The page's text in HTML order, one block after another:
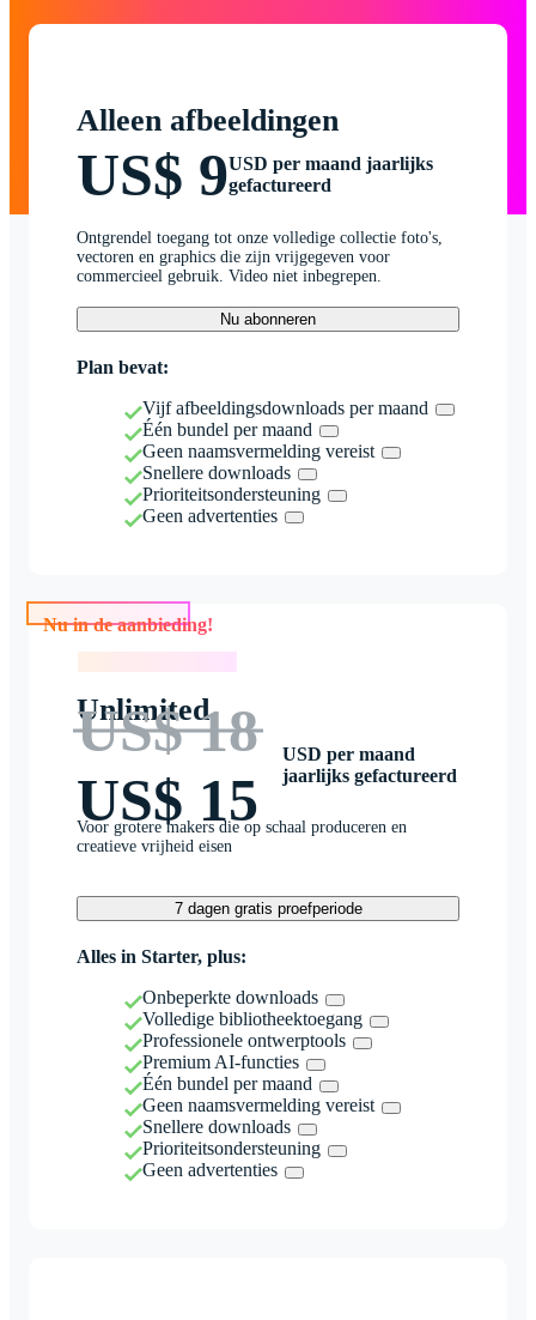
Alleen afbeeldingen
US$ 9USD per maand jaarlijks
gefactureerd
Ontgrendel toegang tot onze volledige collectie foto's,
vectoren en graphics die zijn vrijgegeven voor
commercieel gebruik. Video niet inbegrepen.
Nu abonneren
Plan bevat:
Vijf afbeeldingsdownloads per maand
Één bundel per maand
Geen naamsvermelding vereist
Snellere downloads
Prioriteitsondersteuning
Geen advertenties
Nu in de aanbieding!
Unlimited
US$ 18
US$ 15
USD per maand
jaarlijks gefactureerd
Voor grotere makers die op schaal produceren en
creatieve vrijheid eisen
7 dagen gratis proefperiode
Alles in Starter, plus:
Onbeperkte downloads
Volledige bibliotheektoegang
Professionele ontwerptools
Premium AI-functies
Één bundel per maand
Geen naamsvermelding vereist
Snellere downloads
Prioriteitsondersteuning
Geen advertenties